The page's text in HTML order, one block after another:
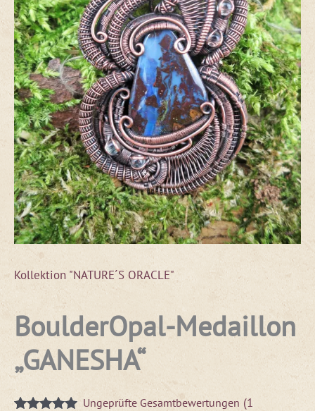
Kollektion "NATURE´S ORACLE"
BoulderOpal-Medaillon
„GANESHA“
Ungeprüfte Gesamtbewertungen (1